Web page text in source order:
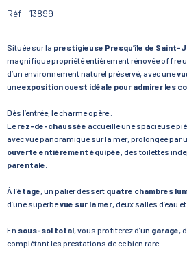
Réf : 13899
Située sur la prestigieuse Presqu’île de
magnifique propriété entièrement rénovée offre
d’un environnement naturel préservé, avec une
uneexposition ouest idéale pour admirer les
Dès l’entrée, le charme opère :
Lerez-de-chaussée accueille une spacieuse
avec vue panoramique sur la mer, prolongée par
ouverte entièrement équipée, des toilettes
parentale.
À l’étage, un palier dessert quatre chambres
d’une superbevue sur la mer, deux salles d’eau
En sous-sol total, vous profiterez d’un garage,
complétant les prestations de ce bien rare.